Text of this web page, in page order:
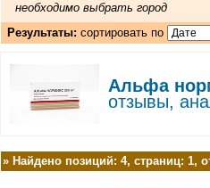
необходимо выбрать город
Результаты: сортировать по
Альфа
отзывы,
» Найдено позиций: 4, страниц: 1,